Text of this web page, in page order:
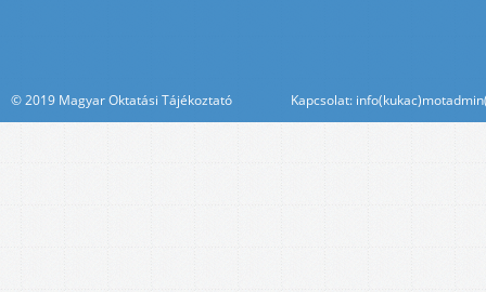
© 2019 Magyar Oktatási Tájékoztató Kapcsolat: